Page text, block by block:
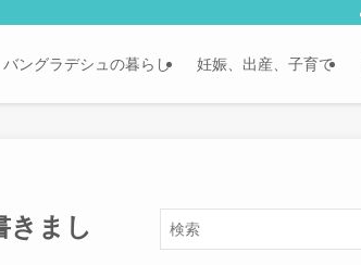
バングラデシュの暮らし 妊娠、出産、子育て
きまし